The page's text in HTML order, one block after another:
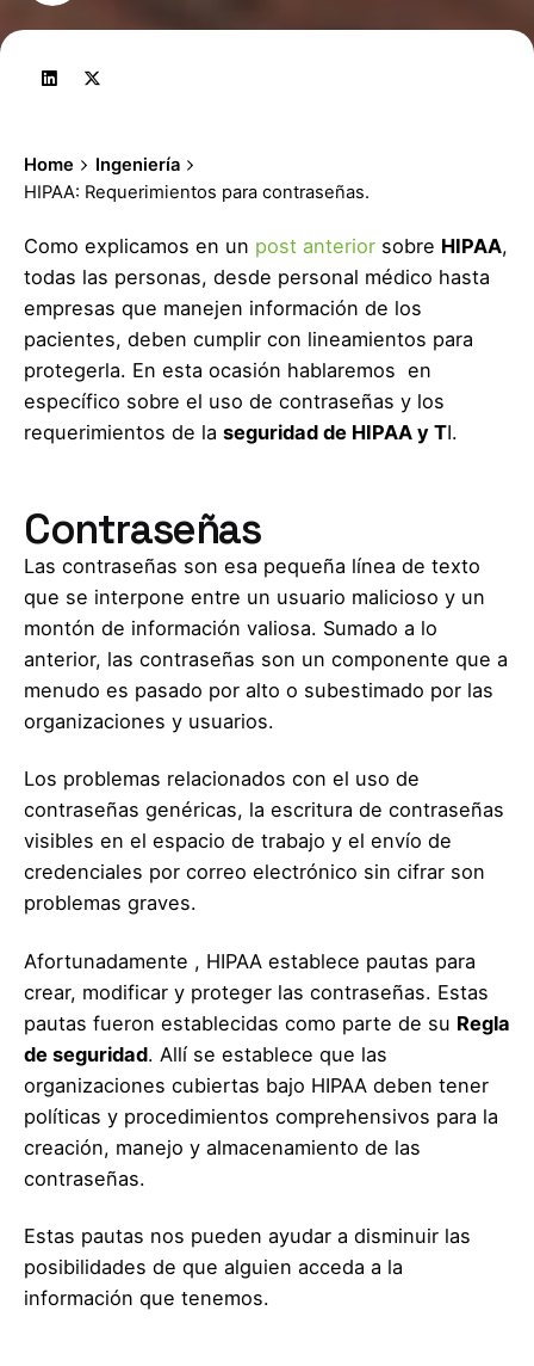
Home
Ingeniería
HIPAA: Requerimientos para contraseñas.
Como explicamos en un post anterior sobre HIPAA,
todas las personas, desde personal médico hasta
empresas que manejen información de los
pacientes, deben cumplir con lineamientos para
protegerla. En esta ocasión hablaremos en
específico sobre el uso de contraseñas y los
requerimientos de la seguridad de HIPAA y TI.
Contraseñas
Las contraseñas son esa pequeña línea de texto
que se interpone entre un usuario malicioso y un
montón de información valiosa. Sumado a lo
anterior, las contraseñas son un componente que a
menudo es pasado por alto o subestimado por las
organizaciones y usuarios.
Los problemas relacionados con el uso de
contraseñas genéricas, la escritura de contraseñas
visibles en el espacio de trabajo y el envío de
credenciales por correo electrónico sin cifrar son
problemas graves.
Afortunadamente , HIPAA establece pautas para
crear, modificar y proteger las contraseñas. Estas
pautas fueron establecidas como parte de su Regla
de seguridad. Allí se establece que las
organizaciones cubiertas bajo HIPAA deben tener
políticas y procedimientos comprehensivos para la
creación, manejo y almacenamiento de las
contraseñas.
Estas pautas nos pueden ayudar a disminuir las
posibilidades de que alguien acceda a la
información que tenemos.